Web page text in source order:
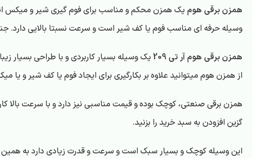
همزن برقی هوم یک همزن محکم و مناسب برای فوم گیری شیر و میکس
وسیله حرفه ای مناسب فوم یا کف شیر است و سرعت نسبتا بالایی دارد.
همزن برقی هوم آر تی 209
یک وسیله بسیار کاربردی و با طراحی بسیار
از همزن هوم میتوانید علاوه بر بکارگیری برای ایجاد فوم یا کف شیر و
همزن برقی صنعتی، کوچک بوده و قیمت مناسبی نیز دارد و با سرعت بالا
گزین افزودن به سبد خرید را بزنید.
این وسیله کوچک و بسیار سبک است و سرعت و قدرت زیادی دارد به همین